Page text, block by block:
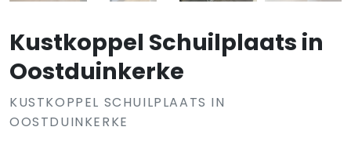
Kustkoppel Schuilplaats in
Oostduinkerke
KUSTKOPPEL SCHUILPLAATS IN
OOSTDUINKERKE